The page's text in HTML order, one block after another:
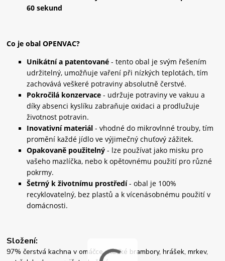
60 sekund
Co je obal OPENVAC?
Unikátní a patentované - tento obal je svým řešením
udržitelný, umožňuje vaření při nízkých teplotách, tím
zachovává veškeré potraviny absolutně čerstvé.
Pokročilá konzervace - udržuje potraviny ve vakuu a
díky absenci kyslíku zabraňuje oxidaci a prodlužuje
životnost potravin.
Inovativní materiál - vhodné do mikrovlnné trouby, tím
promění každé jídlo ve výjimečný chuťový zážitek.
Opakovaně použitelný - lze používat jako misku pro
vašeho mazlíčka, nebo k opětovnému použití pro různé
pokrmy.
Šetrný k životnímu prostředí- obal je 100%
recyklovatelný, bez plastů a k vícenásobnému použití v
domácnosti.
Složení:
97% čerstvá kachna v omáčce, sladké brambory, hrášek, mrkev,